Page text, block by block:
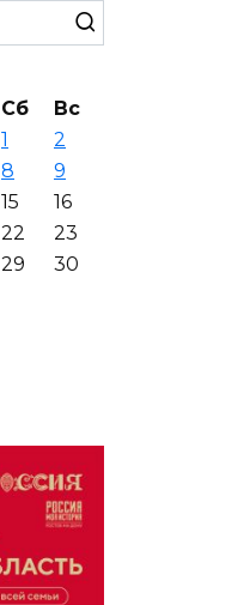
Сб
Вс
1
2
8
9
15
16
22
23
29
30